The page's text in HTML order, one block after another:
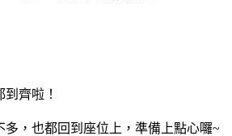
齊啦！
多，也都回到座位上，準備上點心囉~